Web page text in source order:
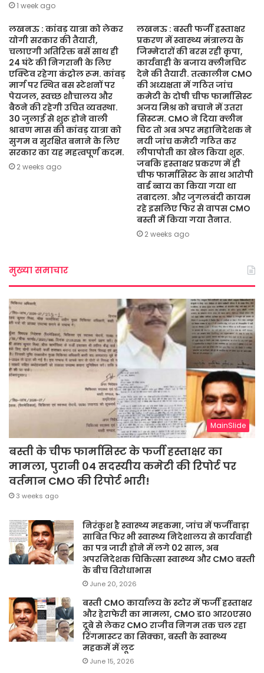
1 week ago
लखनऊ : कांवड़ यात्रा को लेकर
योगी सरकार की तैयारी,
चलाएगी अतिरिक्त बसें साथ ही
24 घंटे की निगरानी के लिए
एक्टिव रहेगा कंट्रोल रूम. कांवड़
मार्ग पर स्थित बस स्टेशनों पर
पेयजल, स्वच्छ शौचालय और
बैठने की रहेगी उचित व्यवस्था.
30 जुलाई से शुरू होने वाली
श्रावण मास की कांवड़ यात्रा को
सुगम व सुरक्षित बनाने के लिए
सरकार का यह महत्वपूर्ण कदम.
2 weeks ago
लखनऊ : बस्ती फर्जी हस्ताक्षर
प्रकरण में स्वास्थ्य मंत्रालय के
जिम्मेदारों की बरस रही कृपा,
कार्यवाही के बजाय क्लीनचिट
देने की तैयारी. तत्कालीन CMO
की अध्यक्षता में गठित जांच
कमेटी के दोषी चीफ फार्मासिस्ट
अजय मिश्र को बचाने में उतरा
सिस्टम. CMO ने दिया क्लीन
चिट तो अब अपर महानिदेशक ने
नयी जांच कमेटी गठित कर
लीपापोती का खेल किया शुरू.
जबकि हस्ताक्षर प्रकरण में ही
चीफ फार्मासिस्ट के साथ आरोपी
वार्ड ब्वाय का किया गया था
तबादला. और जुगलबंदी कायम
रहे इसलिए फिर से वापस CMO
बस्ती में किया गया तैनात.
2 weeks ago
मुख्या समाचार
MainSlide
बस्ती के चीफ फार्मासिस्ट के फर्जी हस्ताक्षर का
मामला, पुरानी 04 सदस्यीय कमेटी की रिपोर्ट पर
वर्तमान CMO की रिपोर्ट भारी!
3 weeks ago
निरंकुश है स्वास्थ्य महकमा, जांच में फर्जीवाड़ा
साबित फिर भी स्वास्थ्य निदेशालय से कार्यवाही
का पत्र जारी होने में लगे 02 साल, अब
अपरनिदेशक चिकित्सा स्वास्थ्य और CMO बस्ती
के बीच विरोधाभास
June 20, 2026
बस्ती CMO कार्यालय के स्टोर में फर्जी हस्ताक्षर
और हेराफेरी का मामला, CMO डा० आर०एस०
दूबे से लेकर CMO राजीव निगम तक चल रहा
रिंगमास्टर का सिक्का, बस्ती के स्वास्थ्य
महकमें में लूट
June 15, 2026